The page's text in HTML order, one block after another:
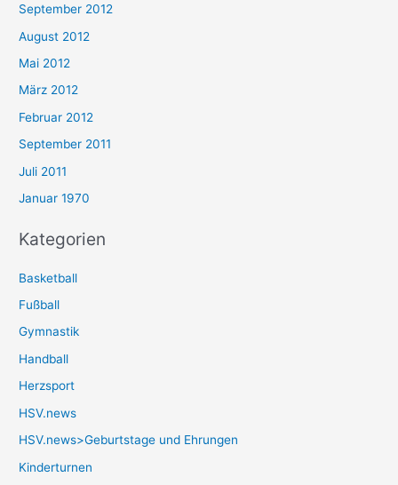
September 2012
August 2012
Mai 2012
März 2012
Februar 2012
September 2011
Juli 2011
Januar 1970
Kategorien
Basketball
Fußball
Gymnastik
Handball
Herzsport
HSV.news
HSV.news>Geburtstage und Ehrungen
Kinderturnen